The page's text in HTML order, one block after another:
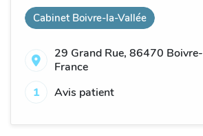
Cabinet Boivre-la-Vallée
29 Grand Rue, 86470
France
1
Avis patient